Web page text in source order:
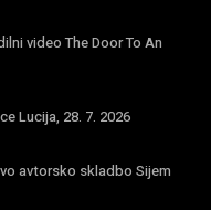
video The Door To An
Lucija, 28. 7. 2026
avtorsko skladbo Sijem